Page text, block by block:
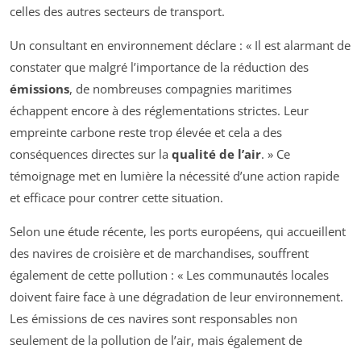
celles des autres secteurs de transport.
Un consultant en environnement déclare : « Il est alarmant de
constater que malgré l’importance de la réduction des
émissions, de nombreuses compagnies maritimes
échappent encore à des réglementations strictes. Leur
empreinte carbone reste trop élevée et cela a des
conséquences directes sur la qualité de l’air. » Ce
témoignage met en lumière la nécessité d’une action rapide
et efficace pour contrer cette situation.
Selon une étude récente, les ports européens, qui accueillent
des navires de croisière et de marchandises, souffrent
également de cette pollution : « Les communautés locales
doivent faire face à une dégradation de leur environnement.
Les émissions de ces navires sont responsables non
seulement de la pollution de l’air, mais également de